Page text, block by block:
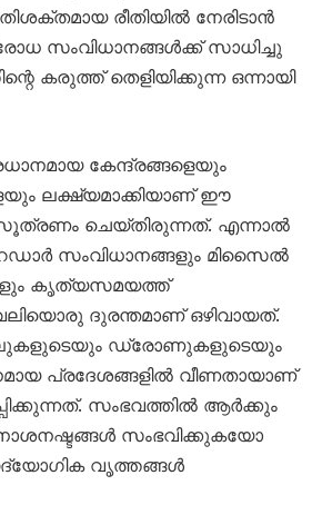
രീതിയിൽ നേരിടാൻ
സംവിധാനങ്ങൾക്ക് സാധിച്ചു
കരുത്ത് തെളിയിക്കുന്ന ഒന്നായി
കേന്ദ്രങ്ങളെയും
ലക്ഷ്യമാക്കിയാണ് ഈ
ചെയ്തിരുന്നത്. എന്നാൽ
സംവിധാനങ്ങളും മിസൈൽ
കൃത്യസമയത്ത്
ദുരന്തമാണ് ഒഴിവായത്.
ഡ്രോണുകളുടെയും
പ്രദേശങ്ങളിൽ വീണതായാണ്
സംഭവത്തിൽ ആർക്കും
സംഭവിക്കുകയോ
വൃത്തങ്ങൾ